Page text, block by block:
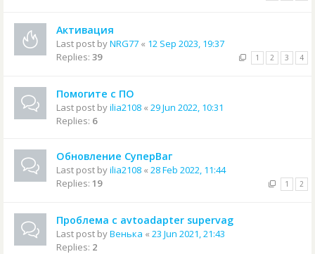
Активация
Last post byNRG77 « 12 Sep 2023, 19:37
Replies: 39 1 2 3 4
Помогите с ПО
Last post byilia2108 « 29 Jun 2022, 10:31
Replies: 6
Обновление СуперВаг
Last post byilia2108 « 28 Feb 2022, 11:44
Replies: 19 1 2
Проблема с avtoadapter supervag
Last post byВенька « 23 Jun 2021, 21:43
Replies: 2